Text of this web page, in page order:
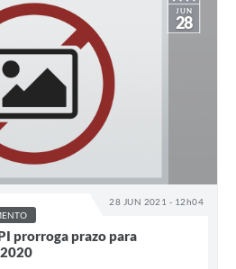
28 JUN 2021 - 12h04
JUN
28
prorroga prazo para